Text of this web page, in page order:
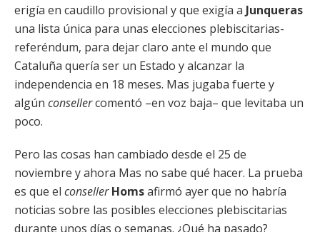
erigía en caudillo provisional y que exigía a Junqueras
una lista única para unas elecciones plebiscitarias-
referéndum, para dejar claro ante el mundo que
Cataluña quería ser un Estado y alcanzar la
independencia en 18 meses. Mas jugaba fuerte y
algún consellercomentó –en voz baja– que levitaba un
poco.
Pero las cosas han cambiado desde el 25 de
noviembre y ahora Mas no sabe qué hacer. La prueba
es que el conseller Homsafirmó ayer que no habría
noticias sobre las posibles elecciones plebiscitarias
durante unos días o semanas. ¿Qué ha pasado?